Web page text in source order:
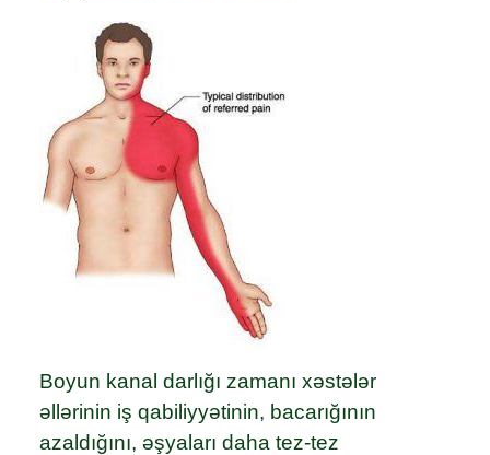
Boyun kanal darlığı zamanı xəstələr
əllərinin iş qabiliyyətinin, bacarığının
azaldığını, əşyaları daha tez-tez